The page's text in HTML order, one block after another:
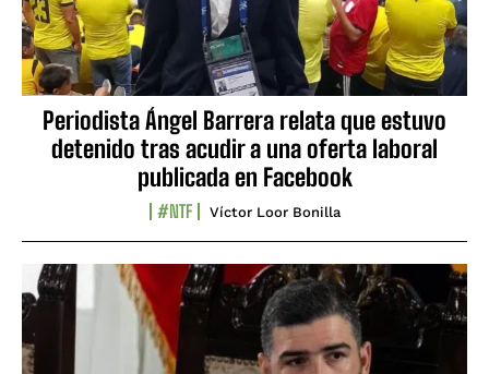
Periodista Ángel Barrera relata que estuvo
detenido tras acudir a una oferta laboral
publicada en Facebook
#NTF Víctor Loor Bonilla